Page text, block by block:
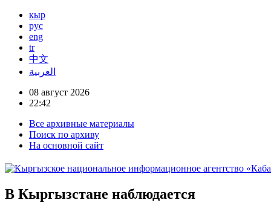
кыр
рус
eng
tr
中文
العربية
08 август 2026
22:42
Все архивные материалы
Поиск по архиву
На основной сайт
В Кыргызстане наблюдается